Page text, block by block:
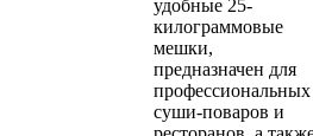
удобные 25-
килограммовые
мешки,
предназначен для
профессиональных
суши-поваров и